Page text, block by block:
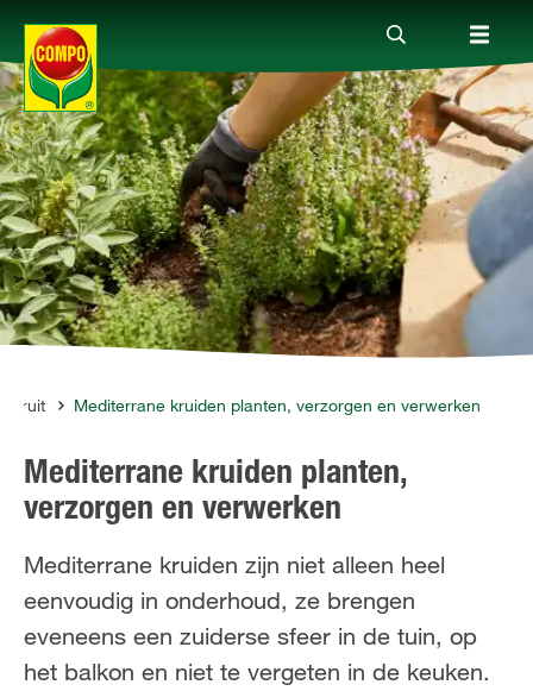
Producten
Advies
Thema's
Tot je dienst
Onderneming
fruit Mediterrane kruiden planten, verzorgen en verwerken
Mediterrane kruiden planten,
verzorgen en verwerken
Mediterrane kruiden zijn niet alleen heel
eenvoudig in onderhoud, ze brengen
eveneens een zuiderse sfeer in de tuin, op
het balkon en niet te vergeten in de keuken.